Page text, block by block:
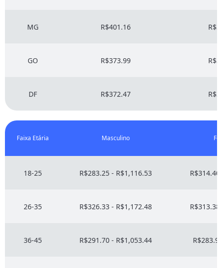
MG R$401.16
GO R$373.99
DF R$372.47
Faixa Etária Masculino
18-25 R$283.25 - R$1,116.53
26-35 R$326.33 - R$1,172.48
36-45 R$291.70 - R$1,053.44